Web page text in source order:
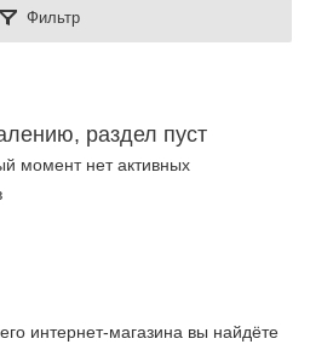
Фильтр
раздел пуст
момент нет активных
интернет-магазина вы найдёте